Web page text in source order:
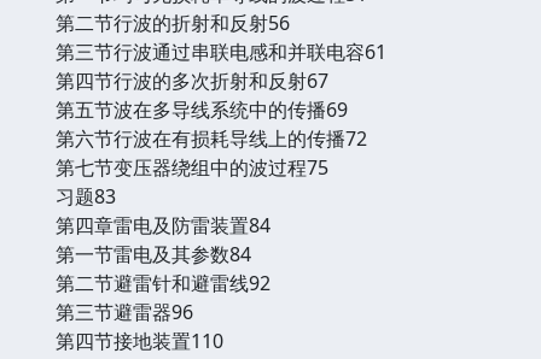
第二节行波的折射和反射56
第三节行波通过串联电感和并联电容61
第四节行波的多次折射和反射67
第五节波在多导线系统中的传播69
第六节行波在有损耗导线上的传播72
第七节变压器绕组中的波过程75
习题83
第四章雷电及防雷装置84
第一节雷电及其参数84
第二节避雷针和避雷线92
第三节避雷器96
第四节接地装置110